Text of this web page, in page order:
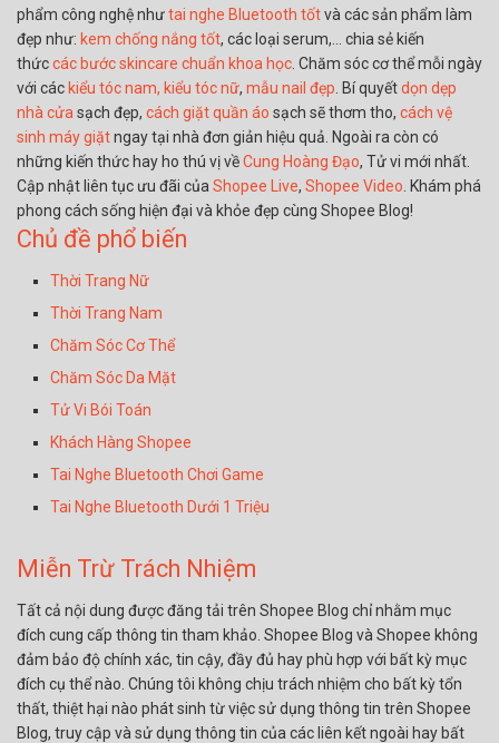
phẩm công nghệ nhưtai nghe Bluetooth tốtvà các sản phẩm làm
đẹp như: kem chống nắng tốt, các loại serum,… chia sẻ kiến
thứccác bước skincare chuẩn khoa học . Chăm sóc cơ thể mỗi ngày
với các kiểu tóc nam, kiểu tóc nữ, mẫu nail đẹp . Bí quyếtdọn dẹp
nhà cửa sạch đẹp, cách giặt quần áo sạch sẽ thơm tho, cách vệ
sinh máy giặtngay tại nhà đơn giản hiệu quả. Ngoài ra còn có
những kiến thức hay ho thú vị vềCung Hoàng Đạo, Tử vi mới nhất.
Cập nhật liên tục ưu đãi của Shopee Live, Shopee Video . Khám phá
phong cách sống hiện đại và khỏe đẹp cùng Shopee Blog!
Chủ đề phổ biến
Thời Trang Nữ
Thời Trang Nam
Chăm Sóc Cơ Thể
Chăm Sóc Da Mặt
Tử Vi Bói Toán
Khách Hàng Shopee
Tai Nghe Bluetooth Chơi Game
Tai Nghe Bluetooth Dưới 1 Triệu
Miễn Trừ Trách Nhiệm
Tất cả nội dung được đăng tải trên Shopee Blog chỉ nhằm mục
đích cung cấp thông tin tham khảo. Shopee Blog và Shopee không
đảm bảo độ chính xác, tin cậy, đầy đủ hay phù hợp với bất kỳ mục
đích cụ thể nào. Chúng tôi không chịu trách nhiệm cho bất kỳ tổn
thất, thiệt hại nào phát sinh từ việc sử dụng thông tin trên Shopee
Blog, truy cập và sử dụng thông tin của các liên kết ngoài hay bất